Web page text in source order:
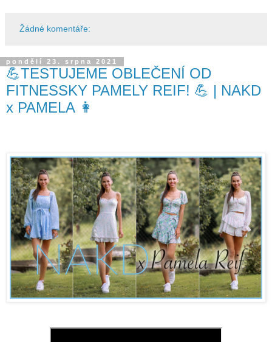
Žádné komentáře:
pondělí 23. srpna 2021
💪TESTUJEME OBLEČENÍ OD
FITNESSKY PAMELY REIF! 💪 | NAKD
x PAMELA 👩